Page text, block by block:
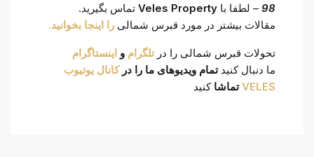
98 – لطفا با Veles Property تماس بگیرید.
مقالات بیشتر در مورد قبرس شمالی را اینجا بخوانید.
تحولات قبرس شمالی را درتلگرام و اینستاگرام
ما دنبال کنیدتمام ویدیوهای ما را درکانال یوتیوب
VELESتماشا کنید